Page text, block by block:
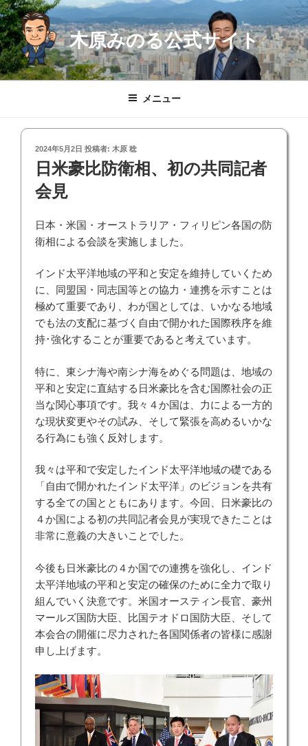
コ
ン
テ
ン
ツ
木原みのる公式サイト
メニュー
投
稿
日:
2024年5月2日 投稿者: 木原 稔
日米豪比防衛相、初の共同記者
会見
日本・米国・オーストラリア・フィリピン各国の防
衛相による会談を実施しました。
インド太平洋地域の平和と安定を維持していくため
に、同盟国・同志国等との協力・連携を示すことは
極めて重要であり、わが国としては、いかなる地域
でも法の支配に基づく自由で開かれた国際秩序を維
持･強化することが重要であると考えています。
特に、東シナ海や南シナ海をめぐる問題は、地域の
平和と安定に直結する日米豪比を含む国際社会の正
当な関心事項です。我々４か国は、力による一方的
な現状変更やその試み、そして緊張を高めるいかな
る行為にも強く反対します。
我々は平和で安定したインド太平洋地域の礎である
「自由で開かれたインド太平洋」のビジョンを共有
する全ての国とともにあります。今回、日米豪比の
４か国による初の共同記者会見が実現できたことは
非常に意義の大きいことでした。
今後も日米豪比の４か国での連携を強化し、インド
太平洋地域の平和と安定の確保のために全力で取り
組んでいく決意です。米国オースティン長官、豪州
マールズ国防大臣、比国テオドロ国防大臣、そして
本会合の開催に尽力された各国関係者の皆様に感謝
申し上げます。